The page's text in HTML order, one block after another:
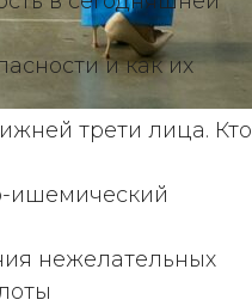
и как их
трети лица. Кто
ишемический
нежелательных